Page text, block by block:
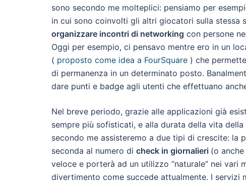
sono secondo me molteplici: pensiamo per
in cui sono coinvolti gli altri giocatori sulla stessa
organizzare incontri di networking con persone
Oggi per esempio, ci pensavo mentre ero in un
( proposto come idea a FourSquare ) che
di permanenza in un determinato posto.
dare punti e badge agli utenti che effettuano
Nel breve periodo, grazie alle applicazioni già
sempre più sofisticati, e alla durata della vita
secondo me assisteremo a due tipi di crescite: la
seconda al numero di check in giornalieri (o
veloce e porterà ad un utilizzo “naturale” nei vari
divertimento come succede attualmente. I servizi